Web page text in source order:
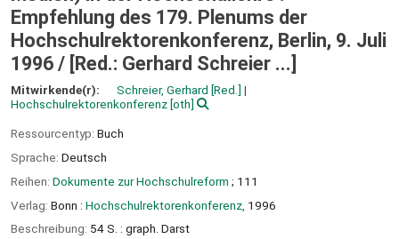
Empfehlung des 179. Plenums der
Hochschulrektorenkonferenz, Berlin, 9. Juli
1996 / [Red.: Gerhard Schreier ...]
Mitwirkende(r): Schreier, Gerhard [Red.]
Hochschulrektorenkonferenz [oth]
Ressourcentyp: Buch
Sprache: Deutsch
Reihen: Dokumente zur Hochschulreform ; 111
Verlag: Bonn : Hochschulrektorenkonferenz, 1996
Beschreibung: 54 S. : graph. Darst